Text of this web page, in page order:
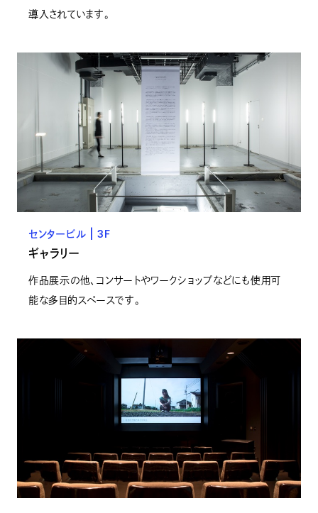
導入されています。
センタービル | 3F
ギャラリー
作品展示の他、コンサートやワークショップなどにも使用可
能な多目的スペースです。